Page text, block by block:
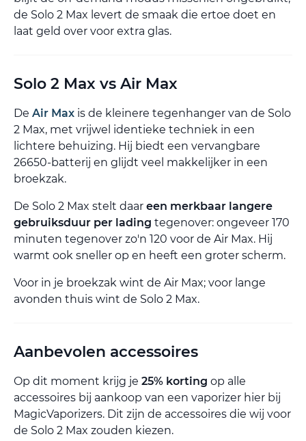
de Solo 2 Max levert de smaak die ertoe doet en
laat geld over voor extra glas.
Solo 2 Max vs Air Max
De Air Max is de kleinere tegenhanger van de Solo
2 Max, met vrijwel identieke techniek in een
lichtere behuizing. Hij biedt een vervangbare
26650-batterij en glijdt veel makkelijker in een
broekzak.
De Solo 2 Max stelt daar een merkbaar langere
gebruiksduur per lading tegenover: ongeveer 170
minuten tegenover zo'n 120 voor de Air Max. Hij
warmt ook sneller op en heeft een groter scherm.
Voor in je broekzak wint de Air Max; voor lange
avonden thuis wint de Solo 2 Max.
Aanbevolen accessoires
Op dit moment krijg je 25% korting op alle
accessoires bij aankoop van een vaporizer hier bij
MagicVaporizers. Dit zijn de accessoires die wij voor
de Solo 2 Max zouden kiezen.